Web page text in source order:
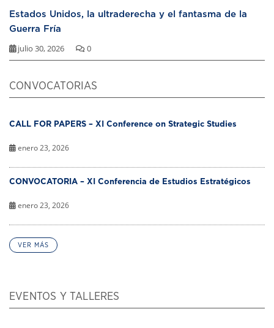
Estados Unidos, la ultraderecha y el fantasma de la
Guerra Fría
julio 30, 2026 0
CONVOCATORIAS
CALL FOR PAPERS – XI Conference on Strategic Studies
enero 23, 2026
CONVOCATORIA – XI Conferencia de Estudios Estratégicos
enero 23, 2026
VER MÁS
EVENTOS Y TALLERES